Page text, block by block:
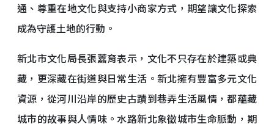
通、尊重在地文化與支持小商家方式，期望讓文化探索
成為守護土地的行動。
新北市文化局長張䕒育表示，文化不只存在於建築或典
藏，更深藏在街道與日常生活。新北擁有豐富多元文化
資源，從河川沿岸的歷史古蹟到巷弄生活風情，都蘊藏
城市的故事與人情味。水路新北象徵城市生命脈動，期